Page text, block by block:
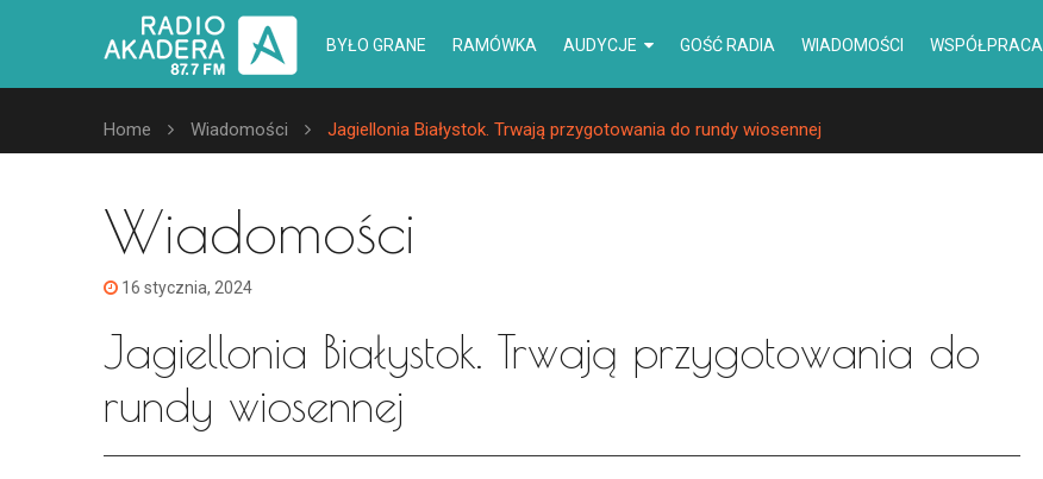
BYŁO GRANE RAMÓWKA AUDYCJE GOŚĆ RADIA WIADOMOŚCI WSPÓŁPRACA
Home Wiadomości Jagiellonia Białystok. Trwają przygotowania do rundy wiosennej
Wiadomości
16 stycznia, 2024
Jagiellonia Białystok. Trwają przygotowania do
rundy wiosennej